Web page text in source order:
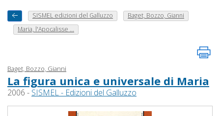
SISMEL edizioni del Galluzzo
Baget, Bozzo, Gianni
Maria, l'Apocalisse ...
Baget, Bozzo, Gianni
La figura unica e universale di Maria
2006 - SISMEL - Edizioni del Galluzzo